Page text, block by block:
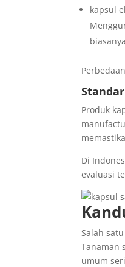
kapsul
Produk
Di
evaluasi
Salah
Tanaman
umum